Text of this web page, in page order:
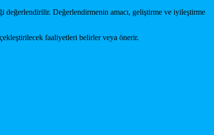
Değerlendirmenin amacı, geliştirme ve iyileştirme
faaliyetleri belirler veya önerir.